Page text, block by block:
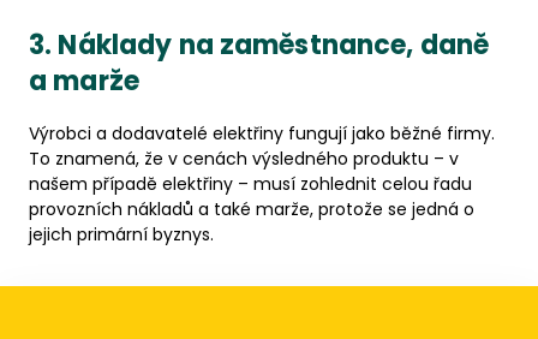
3. Náklady na zaměstnance, daně
a marže
Výrobci a dodavatelé elektřiny fungují jako běžné firmy.
To znamená, že v cenách výsledného produktu – v
našem případě elektřiny – musí zohlednit celou řadu
provozních nákladů a také marže, protože se jedná o
jejich primární byznys.